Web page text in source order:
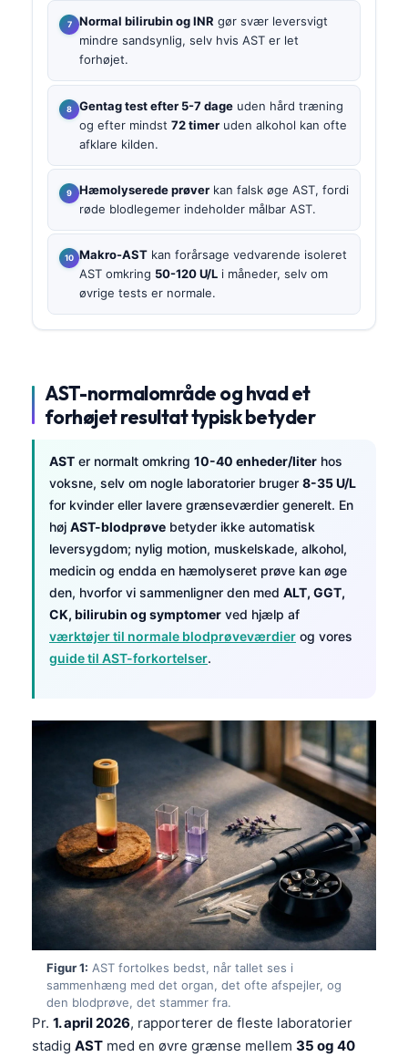
Normal bilirubin og INR gør svær leversvigt
mindre sandsynlig, selv hvis AST er let
forhøjet.
Gentag test efter 5-7 dage uden hård træning
og efter mindst 72 timer uden alkohol kan ofte
afklare kilden.
Hæmolyserede prøver kan falsk øge AST, fordi
røde blodlegemer indeholder målbar AST.
Makro-AST kan forårsage vedvarende isoleret
AST omkring 50-120 U/L i måneder, selv om
øvrige tests er normale.
AST-normalområde og hvad et
forhøjet resultat typisk betyder
AST er normalt omkring 10-40 enheder/liter hos
voksne, selv om nogle laboratorier bruger 8-35 U/L
for kvinder eller lavere grænseværdier generelt. En
høj AST-blodprøve betyder ikke automatisk
leversygdom; nylig motion, muskelskade, alkohol,
medicin og endda en hæmolyseret prøve kan øge
den, hvorfor vi sammenligner den med ALT, GGT,
CK, bilirubin og symptomer ved hjælp af
værktøjer til normale blodprøveværdier og vores
guide til AST-forkortelser.
Figur 1: AST fortolkes bedst, når tallet ses i
sammenhæng med det organ, det ofte afspejler, og
den blodprøve, det stammer fra.
Pr. 1. april 2026, rapporterer de fleste laboratorier
stadig AST med en øvre grænse mellem 35 og 40